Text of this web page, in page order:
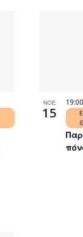
ΝΟΕ
15
19:00